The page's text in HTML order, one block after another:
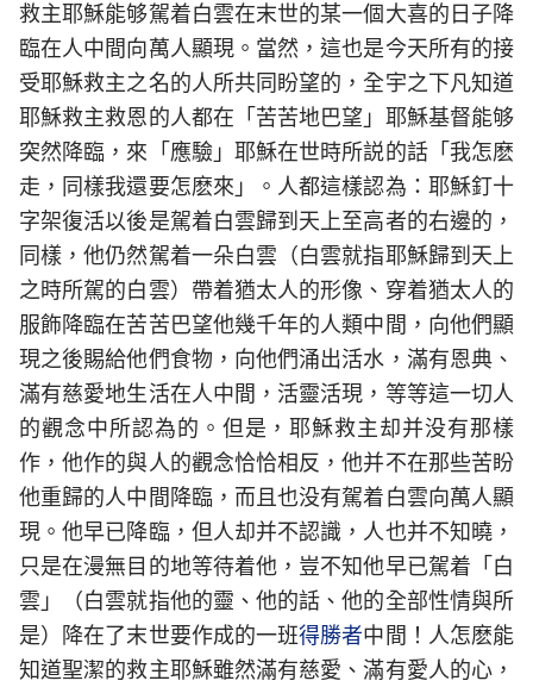
救主耶穌能够駕着白雲在末世的某一個大喜的日子降
臨在人中間向萬人顯現。當然，這也是今天所有的接
受耶穌救主之名的人所共同盼望的，全宇之下凡知道
耶穌救主救恩的人都在「苦苦地巴望」耶穌基督能够
突然降臨，來「應驗」耶穌在世時所説的話「我怎麽
走，同樣我還要怎麽來」。人都這樣認為：耶穌釘十
字架復活以後是駕着白雲歸到天上至高者的右邊的，
同樣，他仍然駕着一朵白雲（白雲就指耶穌歸到天上
之時所駕的白雲）帶着猶太人的形像、穿着猶太人的
服飾降臨在苦苦巴望他幾千年的人類中間，向他們顯
現之後賜給他們食物，向他們涌出活水，滿有恩典、
滿有慈愛地生活在人中間，活靈活現，等等這一切人
的觀念中所認為的。但是，耶穌救主却并没有那樣
作，他作的與人的觀念恰恰相反，他并不在那些苦盼
他重歸的人中間降臨，而且也没有駕着白雲向萬人顯
現。他早已降臨，但人却并不認識，人也并不知曉，
只是在漫無目的地等待着他，豈不知他早已駕着「白
雲」（白雲就指他的靈、他的話、他的全部性情與所
是）降在了末世要作成的一班得勝者中間！人怎麽能
知道聖潔的救主耶穌雖然滿有慈愛、滿有愛人的心，